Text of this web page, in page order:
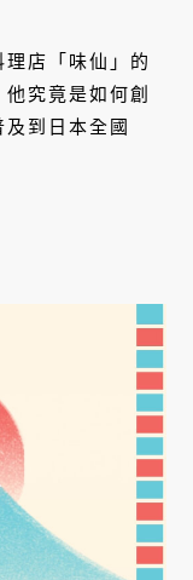
店「味仙」的
究竟是如何創
到日本全國